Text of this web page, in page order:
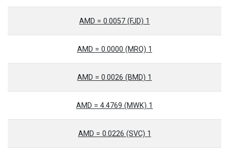
1 AMD = 0.0057 (FJD)
1 AMD = 0.0000 (MRO)
1 AMD = 0.0026 (BMD)
1 AMD = 4.4769 (MWK)
1 AMD = 0.0226 (SVC)